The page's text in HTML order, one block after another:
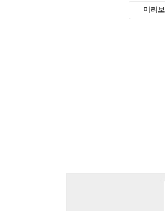
미리